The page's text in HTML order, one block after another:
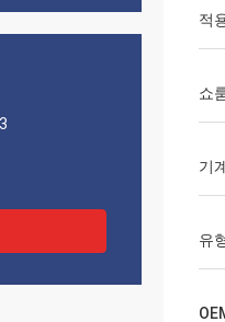
적
쇼
기
유